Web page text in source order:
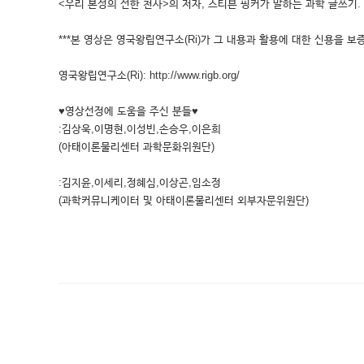
<우리 본성의 선한 천사>의 저자, 스티븐 핑커가 말하는 과학 글쓰기.
***본 영상은 영국왕립연구소(Ri)가 그 내용과 활용에 대한 신용을 보
영국왕립연구소(Ri): http://www.rigb.org/
♥영상선정에 도움을 주신 분들♥
:김상욱,이명현,이성빈,손승우,이은희
(아태이론물리센터 과학문화위원단)
:김지윤,이세리,정혜심,이상곤,임소정
(과학커뮤니케이터 및 아태이론물리센터 외부자문위원단)